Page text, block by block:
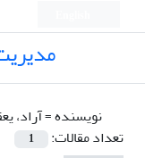
نویسنده =آراد،
تعداد مقالات:
1